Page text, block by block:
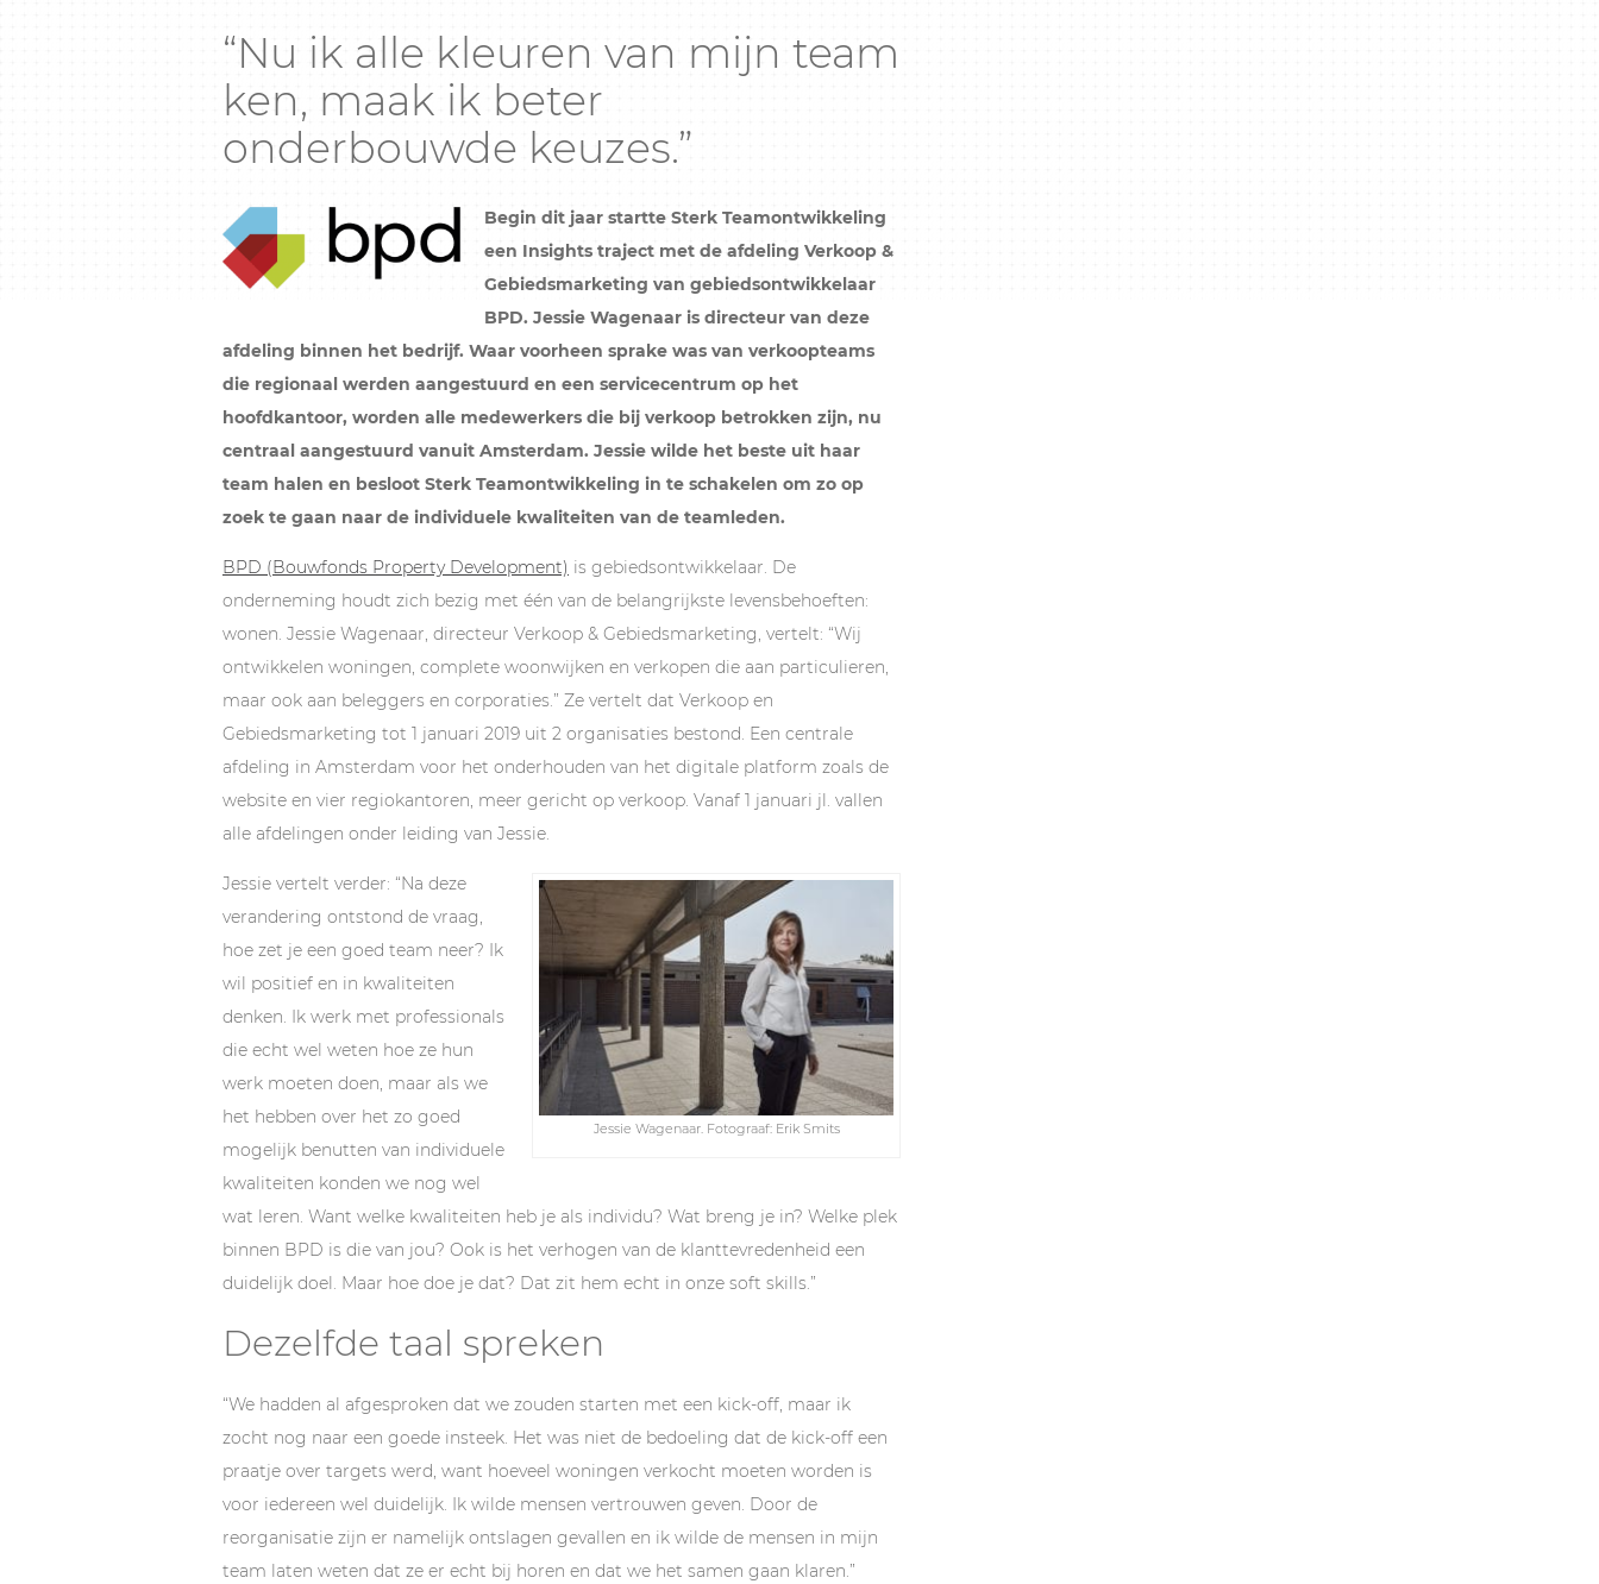
“Nu ik alle kleuren van mijn team
ken, maak ik beter
onderbouwde keuzes.”
Begin dit jaar startte Sterk Teamontwikkeling
een Insights traject met de afdeling Verkoop &
Gebiedsmarketing van gebiedsontwikkelaar
BPD. Jessie Wagenaar is directeur van deze
afdeling binnen het bedrijf. Waar voorheen sprake was van verkoopteams
die regionaal werden aangestuurd en een servicecentrum op het
hoofdkantoor, worden alle medewerkers die bij verkoop betrokken zijn, nu
centraal aangestuurd vanuit Amsterdam. Jessie wilde het beste uit haar
team halen en besloot Sterk Teamontwikkeling in te schakelen om zo op
zoek te gaan naar de individuele kwaliteiten van de teamleden.
BPD (Bouwfonds Property Development) is gebiedsontwikkelaar. De
onderneming houdt zich bezig met één van de belangrijkste levensbehoeften:
wonen. Jessie Wagenaar, directeur Verkoop & Gebiedsmarketing, vertelt: “Wij
ontwikkelen woningen, complete woonwijken en verkopen die aan particulieren,
maar ook aan beleggers en corporaties.” Ze vertelt dat Verkoop en
Gebiedsmarketing tot 1 januari 2019 uit 2 organisaties bestond. Een centrale
afdeling in Amsterdam voor het onderhouden van het digitale platform zoals de
website en vier regiokantoren, meer gericht op verkoop. Vanaf 1 januari jl. vallen
alle afdelingen onder leiding van Jessie.
Jessie Wagenaar. Fotograaf: Erik Smits
Jessie vertelt verder: “Na deze
verandering ontstond de vraag,
hoe zet je een goed team neer? Ik
wil positief en in kwaliteiten
denken. Ik werk met professionals
die echt wel weten hoe ze hun
werk moeten doen, maar als we
het hebben over het zo goed
mogelijk benutten van individuele
kwaliteiten konden we nog wel
wat leren. Want welke kwaliteiten heb je als individu? Wat breng je in? Welke plek
binnen BPD is die van jou? Ook is het verhogen van de klanttevredenheid een
duidelijk doel. Maar hoe doe je dat? Dat zit hem echt in onze soft skills.”
Dezelfde taal spreken
“We hadden al afgesproken dat we zouden starten met een kick-off, maar ik
zocht nog naar een goede insteek. Het was niet de bedoeling dat de kick-off een
praatje over targets werd, want hoeveel woningen verkocht moeten worden is
voor iedereen wel duidelijk. Ik wilde mensen vertrouwen geven. Door de
reorganisatie zijn er namelijk ontslagen gevallen en ik wilde de mensen in mijn
team laten weten dat ze er echt bij horen en dat we het samen gaan klaren.”